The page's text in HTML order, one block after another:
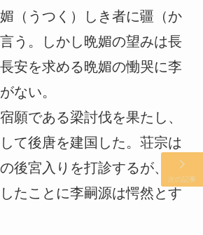
（うつく）しき者に疆（か
う。しかし晩媚の望みは長
安を求める晩媚の慟哭に李
ない。
願である梁討伐を果たし、
て後唐を建国した。荘宗は
後宮入りを打診するが、月
たことに李嗣源は愕然とす
次の記事